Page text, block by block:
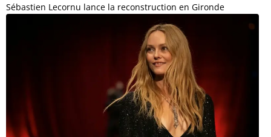
Sébastien Lecornu lance la reconstruction en Gironde